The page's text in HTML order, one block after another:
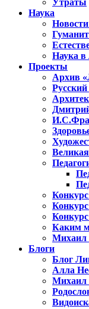
Наука
Наука в
Проекты
Архив
Конкурс
Конкурс
Каким
Михаил
Блоги
Блог
Алла
Михаил